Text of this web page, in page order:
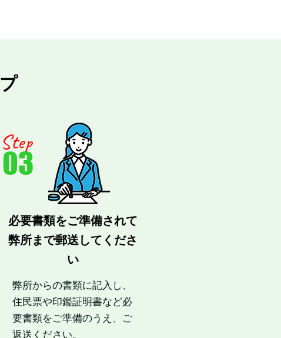
​必要書類をご準備されて
​弊所まで郵送してくださ
い
03
Step
弊所からの書類に記入し、
住民票や印鑑証明書など必
要書類をご準備のうえ、ご
返送ください。